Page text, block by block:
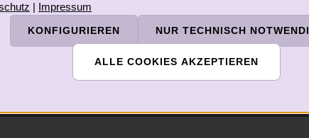
sichern
keine Neuigkeit oder Aktion.»Mehr erfahren
| Impressum
NUR TECHNISCH
KONFIGURIEREN
ALLE COOKIES AKZEPTIEREN